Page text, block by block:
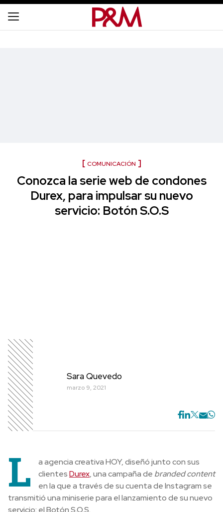
COMUNICACIÓN
Conozca la serie web de condones
Durex, para impulsar su nuevo
servicio: Botón S.O.S
Sara Quevedo
marzo 9, 2021
L
a agencia creativa HOY, diseñó junto con sus
clientesDurex, una campaña de branded content
en la que a través de su cuenta de Instagram se
transmitió una miniserie para el lanzamiento de su nuevo
servicio: el Botón S.O.S.